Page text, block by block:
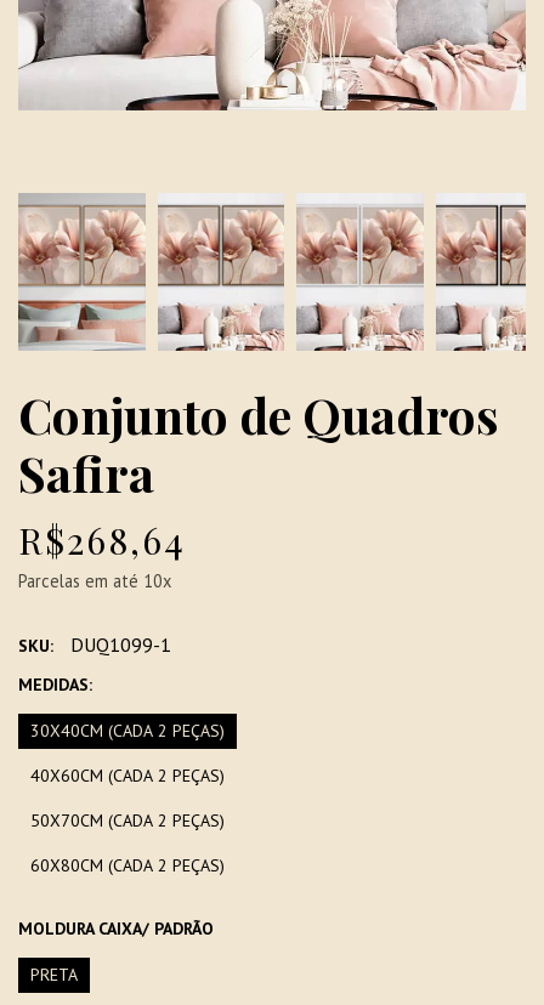
Conjunto de Quadros
Safira
R$268,64
Parcelas em até 10x
SKU: DUQ1099-1
MEDIDAS:
30X40CM (CADA 2 PEÇAS)
40X60CM (CADA 2 PEÇAS)
50X70CM (CADA 2 PEÇAS)
60X80CM (CADA 2 PEÇAS)
MOLDURA CAIXA/ PADRÃO
PRETA